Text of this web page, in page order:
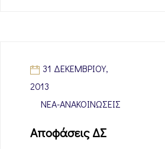
31 ΔΕΚΕΜΒΡΊΟΥ,
2013
ΝΈΑ-ΑΝΑΚΟΙΝΏΣΕΙΣ
Αποφάσεις ΔΣ